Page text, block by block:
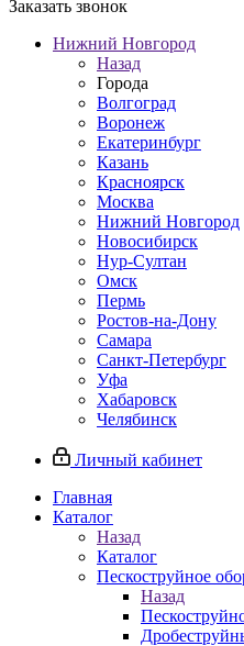
Заказать звонок
Нижний Новгород
Назад
Города
Волгоград
Воронеж
Екатеринбург
Казань
Красноярск
Москва
Нижний Новгород
Новосибирск
Нур-Султан
Омск
Пермь
Ростов-на-Дону
Самара
Санкт-Петербург
Уфа
Хабаровск
Челябинск
Личный кабинет
Главная
Каталог
Назад
Каталог
Пескоструйное
Назад